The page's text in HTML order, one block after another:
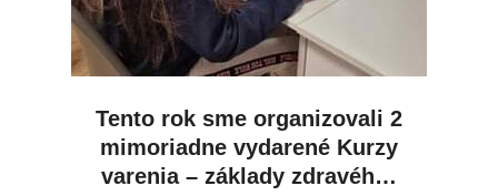
Tento rok sme organizovali 2
mimoriadne vydarené Kurzy
varenia – základy zdravéh…